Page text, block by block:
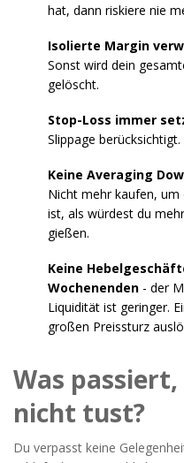
hat, dann riskiere nie
Isolierte Margin
Sonst wird dein
gelöscht.
Stop-Loss immer
Slippage berücksichtigt.
Keine Averaging
Nicht mehr kaufen, um
ist, als würdest du
gießen.
Keine
Wochenenden - der
Liquidität ist geringer.
großen Preissturz
Was
nicht tust?
Du verpasst keine